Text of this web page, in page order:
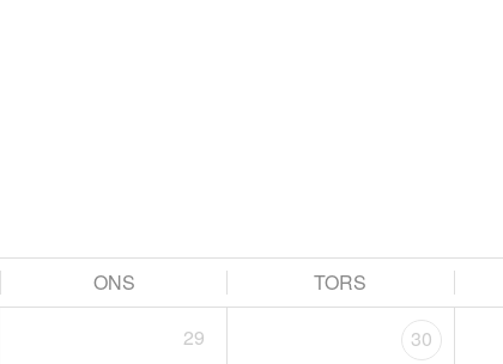
ONS TORS
29 30